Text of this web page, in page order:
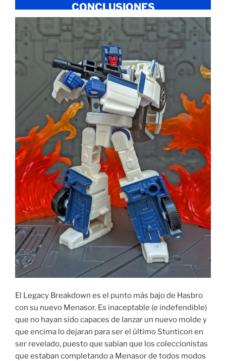
CONCLUSIONES
El Legacy Breakdown es el punto más bajo de Hasbro
con su nuevo Menasor. Es inaceptable (e indefendible)
que no hayan sido capaces de lanzar un nuevo molde y
que encima lo dejaran para ser el último Stunticon en
ser revelado, puesto que sabían que los coleccionistas
que estaban completando a Menasor de todos modos